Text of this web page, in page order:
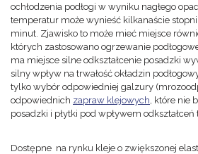
ochłodzenia podłogi w wyniku nagłego
temperatur może wynieść kilkanaście
minut. Zjawisko to może mieć miejsce
których zastosowano ogrzewanie
ma miejsce silne odkształcenie posadzki
silny wpływ na trwałość okładzin
tylko wybór odpowiedniej galzury
odpowiednich zapraw klejowych , które nie
posadzki i płytki pod wpływem odkształceń
Dostępne na rynku kleje o zwiększonej